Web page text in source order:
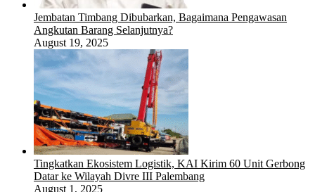
Jembatan Timbang Dibubarkan, Bagaimana Pengawasan
Angkutan Barang Selanjutnya?
August 19, 2025
Tingkatkan Ekosistem Logistik, KAI Kirim 60 Unit Gerbong
Datar ke Wilayah Divre III Palembang
August 1, 2025